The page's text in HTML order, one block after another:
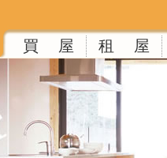
買 屋 租 屋